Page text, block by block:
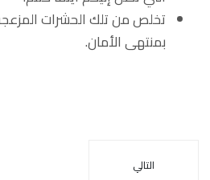
تخلص من تلك الحشرات
بمنتهى الأمان.
التالي